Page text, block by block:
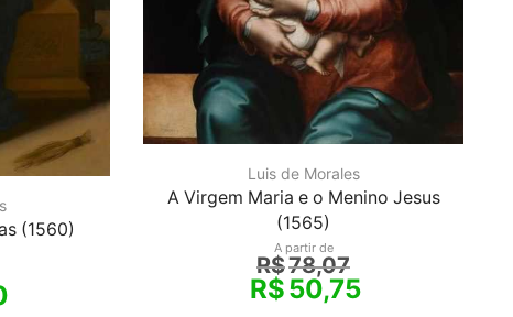
(1560)
Luis de Morales
A Virgem Maria e o Menino Jesus
(1565)
A partir de
R$78,07
R$50,75